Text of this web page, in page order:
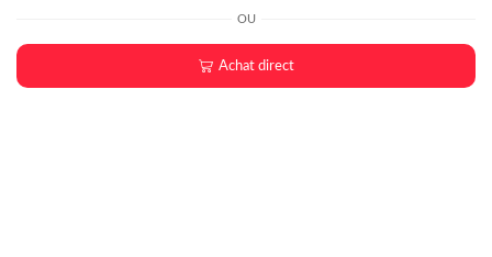
OU
Achat direct